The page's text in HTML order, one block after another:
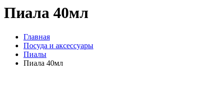
Пиала 40мл
Главная
Посуда и аксессуары
Пиалы
Пиала 40мл